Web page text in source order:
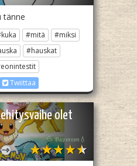
tänne
#mitä
#miksi
#hauskat
Twiittaa
olet
💦 𝔙𝔞𝔭𝔬𝔯𝔢𝔬𝔫💧